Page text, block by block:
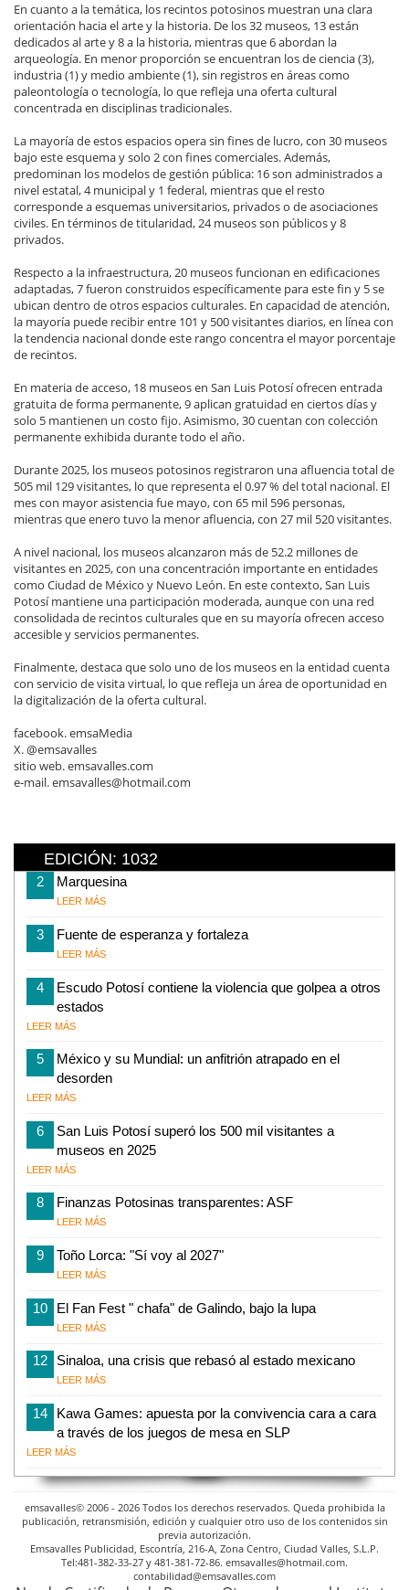
En cuanto a la temática, los recintos potosinos muestran una clara
orientación hacia el arte y la historia. De los 32 museos, 13 están
dedicados al arte y 8 a la historia, mientras que 6 abordan la
arqueología. En menor proporción se encuentran los de ciencia (3),
industria (1) y medio ambiente (1), sin registros en áreas como
paleontología o tecnología, lo que refleja una oferta cultural
concentrada en disciplinas tradicionales.
La mayoría de estos espacios opera sin fines de lucro, con 30 museos
bajo este esquema y solo 2 con fines comerciales. Además,
predominan los modelos de gestión pública: 16 son administrados a
nivel estatal, 4 municipal y 1 federal, mientras que el resto
corresponde a esquemas universitarios, privados o de asociaciones
civiles. En términos de titularidad, 24 museos son públicos y 8
privados.
Respecto a la infraestructura, 20 museos funcionan en edificaciones
adaptadas, 7 fueron construidos específicamente para este fin y 5 se
ubican dentro de otros espacios culturales. En capacidad de atención,
la mayoría puede recibir entre 101 y 500 visitantes diarios, en línea con
la tendencia nacional donde este rango concentra el mayor porcentaje
de recintos.
En materia de acceso, 18 museos en San Luis Potosí ofrecen entrada
gratuita de forma permanente, 9 aplican gratuidad en ciertos días y
solo 5 mantienen un costo fijo. Asimismo, 30 cuentan con colección
permanente exhibida durante todo el año.
Durante 2025, los museos potosinos registraron una afluencia total de
505 mil 129 visitantes, lo que representa el 0.97 % del total nacional. El
mes con mayor asistencia fue mayo, con 65 mil 596 personas,
mientras que enero tuvo la menor afluencia, con 27 mil 520 visitantes.
A nivel nacional, los museos alcanzaron más de 52.2 millones de
visitantes en 2025, con una concentración importante en entidades
como Ciudad de México y Nuevo León. En este contexto, San Luis
Potosí mantiene una participación moderada, aunque con una red
consolidada de recintos culturales que en su mayoría ofrecen acceso
accesible y servicios permanentes.
Finalmente, destaca que solo uno de los museos en la entidad cuenta
con servicio de visita virtual, lo que refleja un área de oportunidad en
la digitalización de la oferta cultural.
facebook. emsaMedia
X. @emsavalles
sitio web. emsavalles.com
e-mail. emsavalles@hotmail.com
EDICIÓN: 1032
2 Marquesina
LEER MÁS
3 Fuente de esperanza y fortaleza
LEER MÁS
4
Escudo Potosí contiene la violencia que golpea a otros
estados
LEER MÁS
5
México y su Mundial: un anfitrión atrapado en el
desorden
LEER MÁS
6
San Luis Potosí superó los 500 mil visitantes a
museos en 2025
LEER MÁS
8 Finanzas Potosinas transparentes: ASF
LEER MÁS
9 Toño Lorca: "Sí voy al 2027"
LEER MÁS
10 El Fan Fest " chafa" de Galindo, bajo la lupa
LEER MÁS
12 Sinaloa, una crisis que rebasó al estado mexicano
LEER MÁS
14
Kawa Games: apuesta por la convivencia cara a cara
a través de los juegos de mesa en SLP
LEER MÁS
emsavalles© 2006 - 2026 Todos los derechos reservados. Queda prohibida la
publicación, retransmisión, edición y cualquier otro uso de los contenidos sin
previa autorización.
Emsavalles Publicidad, Escontría, 216-A, Zona Centro, Ciudad Valles, S.L.P.
Tel:481-382-33-27 y 481-381-72-86. emsavalles@hotmail.com.
contabilidad@emsavalles.com